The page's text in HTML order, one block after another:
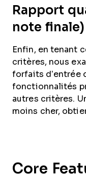
Rapport
note finale)
Enfin, en tenant
critères, nous
forfaits d’entrée
fonctionnalités
autres critères.
moins cher,
Core